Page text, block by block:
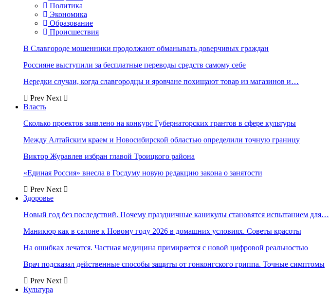
Политика
Экономика
Образование
Происшествия
В Славгороде мошенники продолжают обманывать доверчивых граждан
Россияне выступили за бесплатные переводы средств самому себе
Нередки случаи, когда славгородцы и яровчане похищают товар из магазинов и…
Prev Next
Власть
Сколько проектов заявлено на конкурс Губернаторских грантов в сфере культуры
Между Алтайским краем и Новосибирской областью определили точную границу
Виктор Журавлев избран главой Троицкого района
«Единая Россия» внесла в Госдуму новую редакцию закона о занятости
Prev Next
Здоровье
Новый год без последствий. Почему праздничные каникулы становятся испытанием для…
Маникюр как в салоне к Новому году 2026 в домашних условиях. Советы красоты
На ошибках лечатся. Частная медицина примиряется с новой цифровой реальностью
Врач подсказал действенные способы защиты от гонконгского гриппа. Точные симптомы
Prev Next
Культура